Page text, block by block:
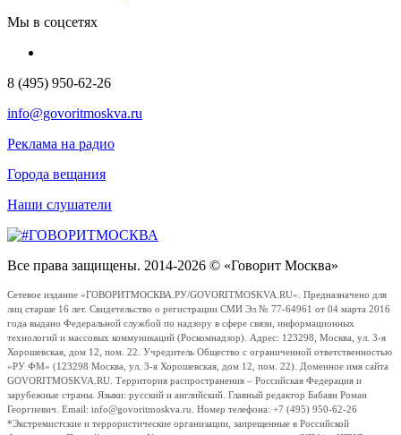
Мы в соцсетях
8 (495) 950-62-26
info@govoritmoskva.ru
Реклама на радио
Города вещания
Наши слушатели
Все права защищены. 2014-2026 © «Говорит Москва»
Сетевое издание «ГОВОРИТМОСКВА.РУ/GOVORITMOSKVA.RU». Предназначено для
лиц старше 16 лет. Свидетельство о регистрации СМИ Эл № 77-64961 от 04 марта 2016
года выдано Федеральной службой по надзору в сфере связи, информационных
технологий и массовых коммуникаций (Роскомнадзор). Адрес: 123298, Москва, ул. 3-я
Хорошевская, дом 12, пом. 22. Учредитель Общество с ограниченной ответственностью
«РУ ФМ» (123298 Москва, ул. 3-я Хорошевская, дом 12, пом. 22). Доменное имя сайта
GOVORITMOSKVA.RU. Территория распространения – Российская Федерация и
зарубежные страны. Языки: русский и английский. Главный редактор Бабаян Роман
Георгиевич. Email: info@govoritmoskva.ru. Номер телефона: +7 (495) 950-62-26
*Экстремистские и террористические организации, запрещенные в Российской